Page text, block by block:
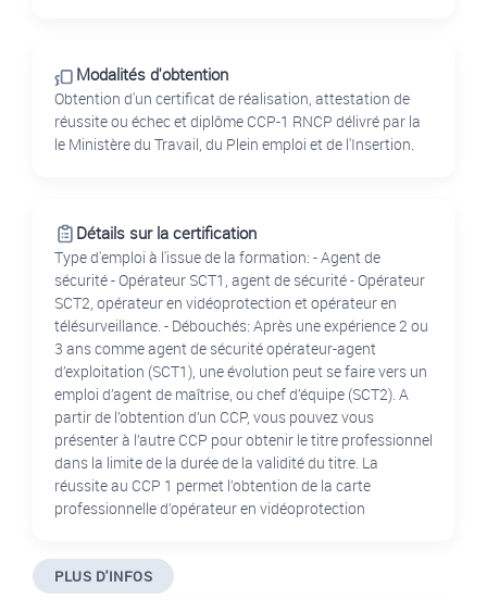
Modalités d'obtention
Obtention d'un certificat de réalisation, attestation de
réussite ou échec et diplôme CCP-1 RNCP délivré par la
le Ministère du Travail, du Plein emploi et de l'Insertion.
Détails sur la certification
Type d'emploi à l'issue de la formation: - Agent de
sécurité - Opérateur SCT1, agent de sécurité - Opérateur
SCT2, opérateur en vidéoprotection et opérateur en
télésurveillance. - Débouchés: Après une expérience 2 ou
3 ans comme agent de sécurité opérateur-agent
d’exploitation (SCT1), une évolution peut se faire vers un
emploi d’agent de maîtrise, ou chef d’équipe (SCT2). A
partir de l’obtention d’un CCP, vous pouvez vous
présenter à l’autre CCP pour obtenir le titre professionnel
dans la limite de la durée de la validité du titre. La
réussite au CCP 1 permet l’obtention de la carte
professionnelle d’opérateur en vidéoprotection
PLUS D'INFOS